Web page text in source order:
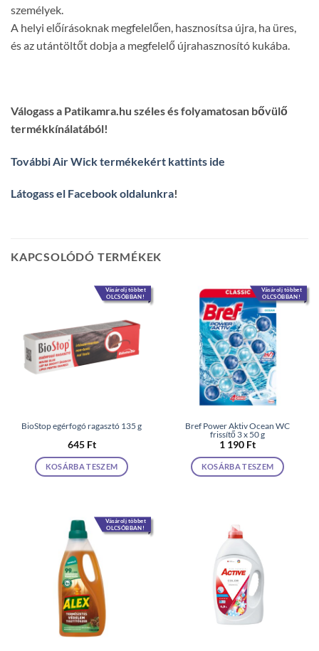
személyek.
A helyi előírásoknak megfelelően, hasznosítsa újra, ha üres,
és az utántöltőt dobja a megfelelő újrahasznosító kukába.
Válogass a Patikamra.hu széles és folyamatosan bővülő
termékkínálatából!
További Air Wick termékekért kattints ide
Látogass el Facebook oldalunkra!
KAPCSOLÓDÓ TERMÉKEK
Vásárolj többet
OLCSÓBBAN!
BioStop egérfogó ragasztó 135 g
645 Ft
KOSÁRBA TESZEM
Vásárolj többet
OLCSÓBBAN!
Bref Power Aktiv Ocean WC
frissítő 3 x 50 g
1 190 Ft
KOSÁRBA TESZEM
Vásárolj többet
OLCSÓBBAN!